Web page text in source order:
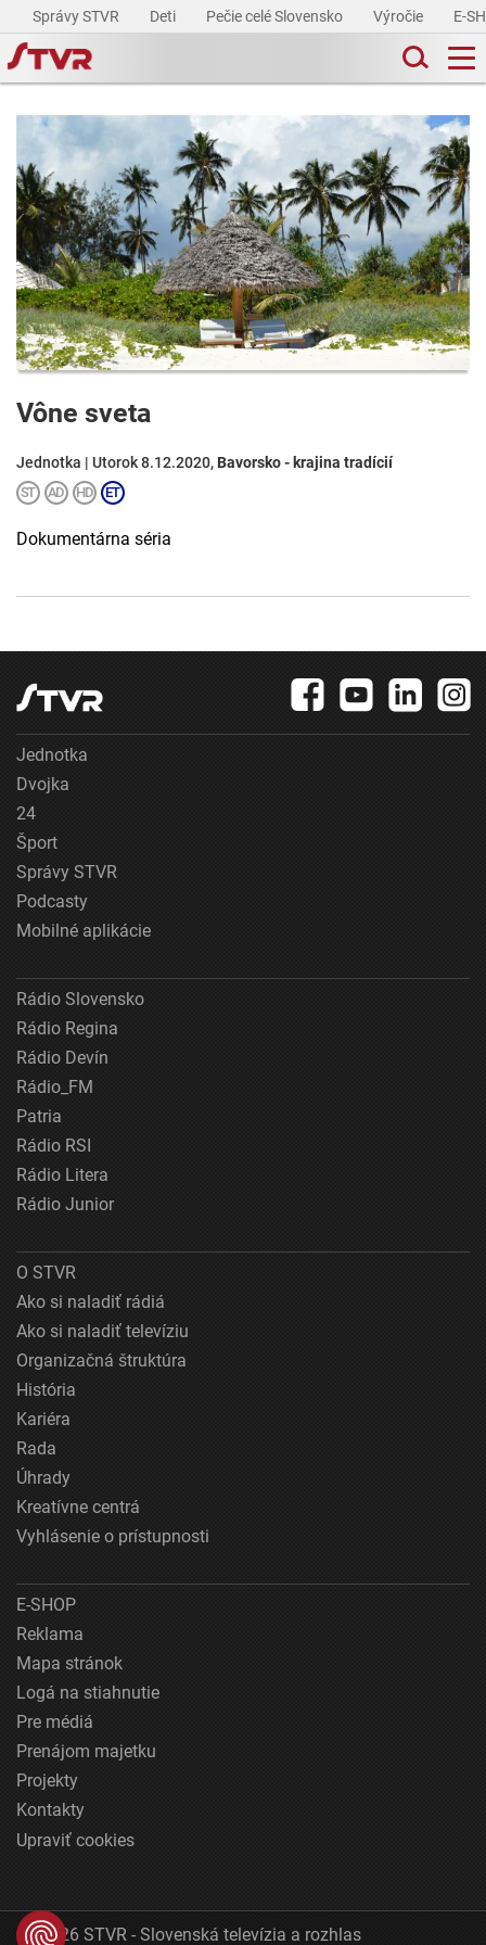
Správy STVR Deti Pečie celé Slovensko Výročie E-
Vône sveta
Jednotka | Utorok 8.12.2020, Bavorsko - krajina tradícií
Dokumentárna séria
Jednotka
Dvojka
24
Šport
Správy STVR
Podcasty
Mobilné aplikácie
Rádio Slovensko
Rádio Regina
Rádio Devín
Rádio_FM
Patria
Rádio RSI
Rádio Litera
Rádio Junior
O STVR
Ako si naladiť rádiá
Ako si naladiť televíziu
Organizačná štruktúra
História
Kariéra
Rada
Úhrady
Kreatívne centrá
Vyhlásenie o prístupnosti
E-SHOP
Reklama
Mapa stránok
Logá na stiahnutie
Pre médiá
Prenájom majetku
Projekty
Kontakty
Upraviť cookies
© 2026 STVR - Slovenská televízia a rozhlas